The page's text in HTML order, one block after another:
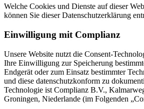
Welche Cookies und Dienste auf dieser
können Sie dieser Datenschutzerklärung
Einwilligung mit Complianz
Unsere Website nutzt die Consent-
Ihre Einwilligung zur Speicherung
Endgerät oder zum Einsatz bestimmter
und diese datenschutzkonform zu
Technologie ist Complianz B.V.,
Groningen, Niederlande (im Folgenden